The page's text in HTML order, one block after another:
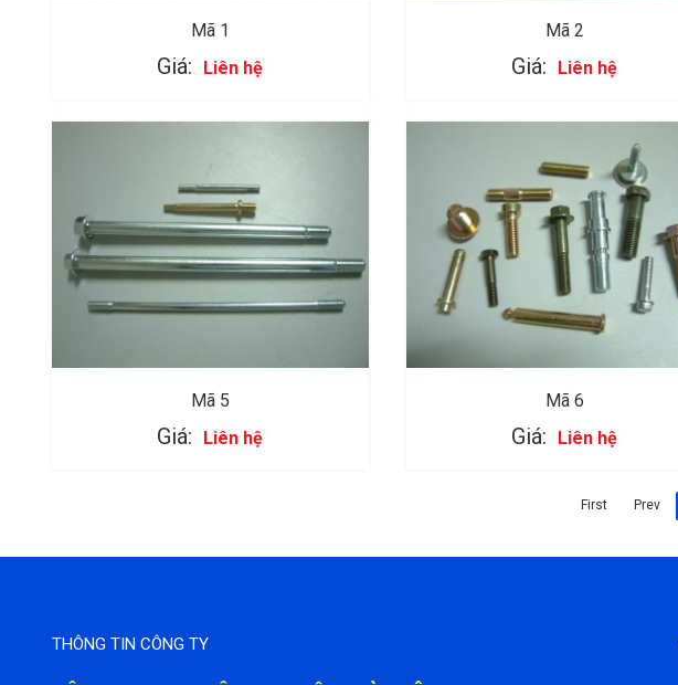
Mã 1
Giá: Liên hệ
Mã 2
Giá: Liên hệ
Mã 5
Giá: Liên hệ
Mã 6
Giá: Liên hệ
First Prev
THÔNG TIN CÔNG TY